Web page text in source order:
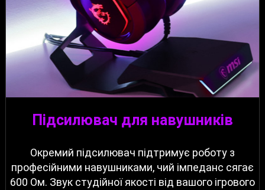
Підсилювач для навушників
Окремий підсилювач підтримує роботу з
професійними навушниками, чий імпеданс сягає
600 Ом. Звук студійної якості від вашого ігрового